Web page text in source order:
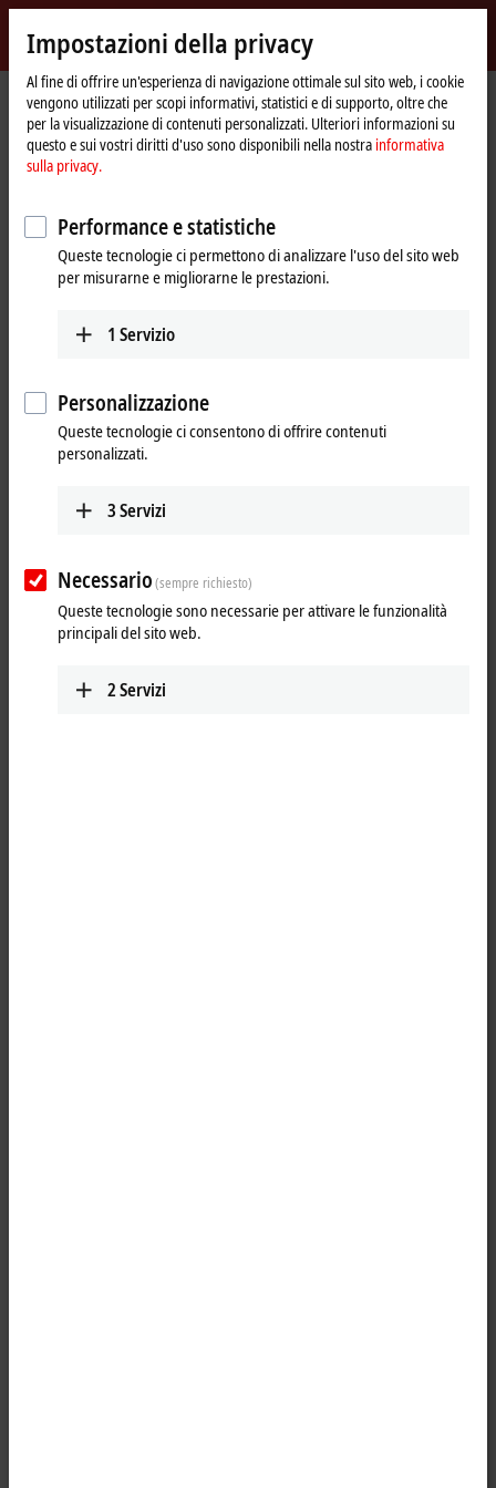
Beckhoff
-
New
Automation
Technology
Pagina
iniziale
Products Automation Product finder Automation
Product finder Automation
Locate the components you need quickly and
easily with our product finders.
Product finder TwinCAT
Product finder TwinSAFE software
Impostazioni della privacy
Al fine di offrire un'esperienza di navigazione ottimale sul sito web, i cookie
vengono utilizzati per scopi informativi, statistici e di supporto, oltre che
per la visualizzazione di contenuti personalizzati. Ulteriori informazioni su
questo e sui vostri diritti d'uso sono disponibili nella nostra informativa
sulla privacy.
Performance e statistiche
Queste tecnologie ci permettono di analizzare l'uso del sito web
per misurarne e migliorarne le prestazioni.
1 Servizio
Personalizzazione
Queste tecnologie ci consentono di offrire contenuti
personalizzati.
3Servizi
Necessario(sempre richiesto)
Queste tecnologie sono necessarie per attivare le funzionalità
principali del sito web.
2Servizi